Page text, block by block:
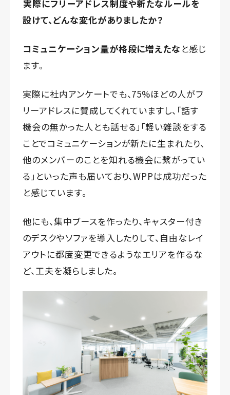
実際にフリーアドレス制度や新たなルールを
設けて、どんな変化がありましたか？
コミュニケーション量が格段に増えたな と感じ
ます。
実際に社内アンケートでも、75%ほどの人がフ
リーアドレスに賛成してくれていますし、「話す
機会の無かった人とも話せる」「軽い雑談をする
ことでコミュニケーションが新たに生まれたり、
他のメンバーのことを知れる機会に繋がってい
る」といった声も届いており、WPPは成功だった
と感じています。
他にも、集中ブースを作ったり、キャスター付き
のデスクやソファを導入したりして、自由なレイ
アウトに都度変更できるようなエリアを作るな
ど、工夫を凝らしました。